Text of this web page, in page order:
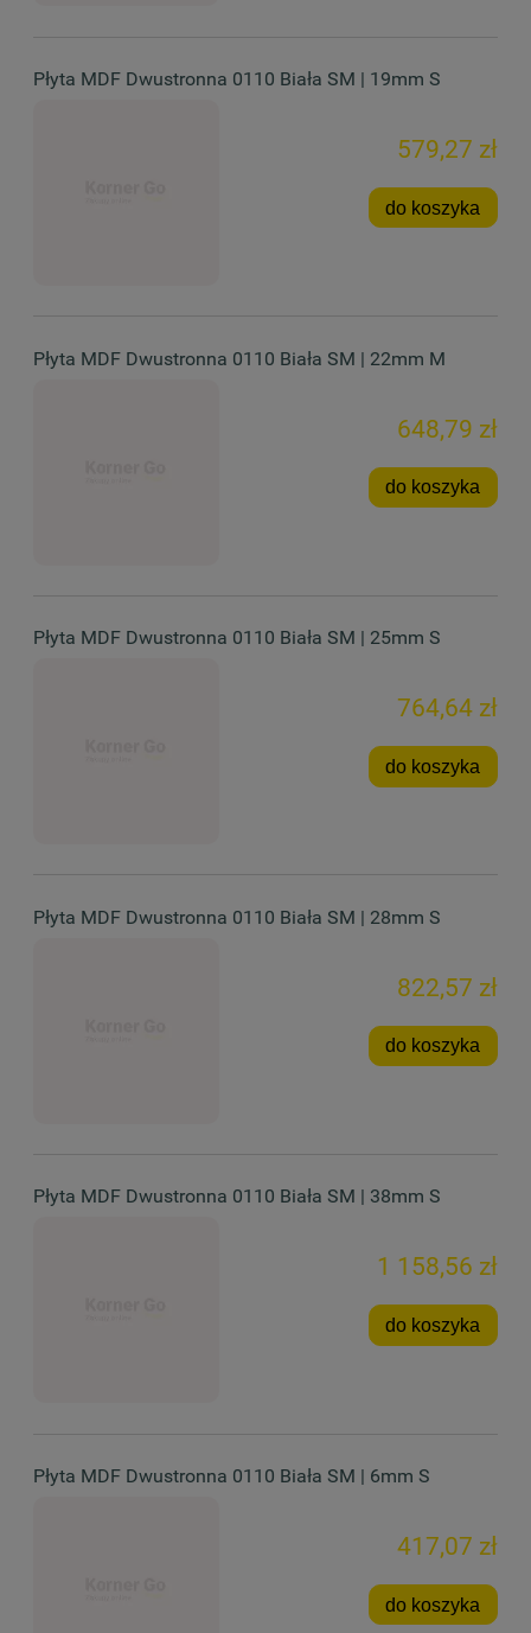
Płyta MDF Dwustronna 0110 Biała SM | 19mm S
579,27 zł
do koszyka
Płyta MDF Dwustronna 0110 Biała SM | 22mm M
648,79 zł
do koszyka
Płyta MDF Dwustronna 0110 Biała SM | 25mm S
764,64 zł
do koszyka
Płyta MDF Dwustronna 0110 Biała SM | 28mm S
822,57 zł
do koszyka
Płyta MDF Dwustronna 0110 Biała SM | 38mm S
1 158,56 zł
do koszyka
Płyta MDF Dwustronna 0110 Biała SM | 6mm S
417,07 zł
do koszyka